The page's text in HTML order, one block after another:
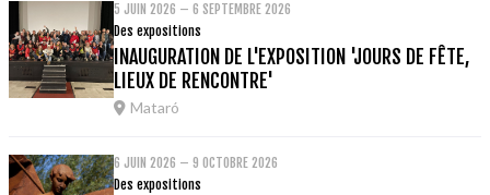
5 JUIN 2026 – 6 SEPTEMBRE 2026
Des expositions
INAUGURATION DE L'EXPOSITION 'JOURS DE FÊTE,
LIEUX DE RENCONTRE'
Mataró
6 JUIN 2026 – 9 OCTOBRE 2026
Des expositions